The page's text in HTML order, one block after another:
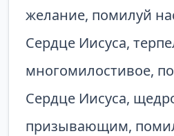
желание, помилуй
Сердце Иисуса,
многомилостивое,
Сердце Иисуса,
призывающим,